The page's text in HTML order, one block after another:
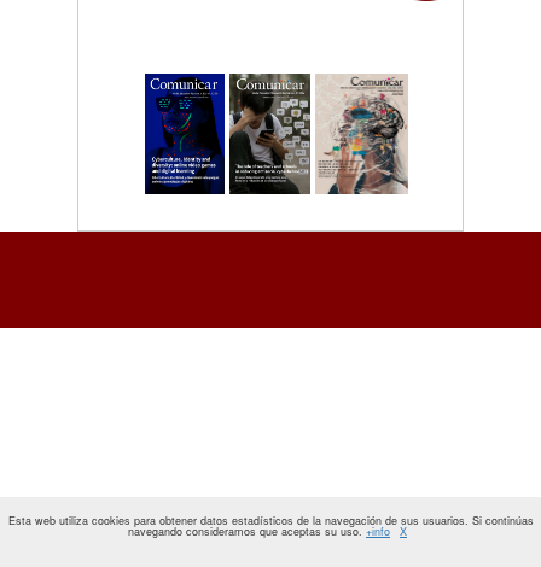
Esta web utiliza cookies para obtener datos estadísticos de la navegación de sus usuarios. Si continúas
navegando consideramos que aceptas su uso. +info X